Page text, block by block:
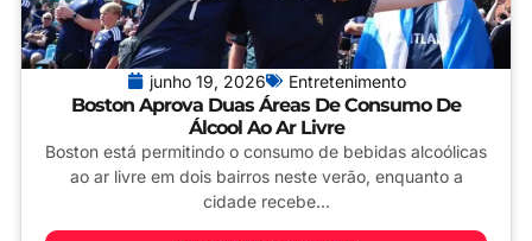
junho 19, 2026 Entretenimento
Boston Aprova Duas Áreas De Consumo De
Álcool Ao Ar Livre
Boston está permitindo o consumo de bebidas alcoólicas
ao ar livre em dois bairros neste verão, enquanto a
cidade recebe...